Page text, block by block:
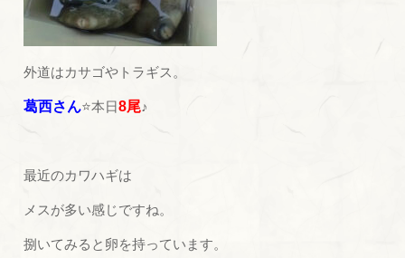
外道はカサゴやトラギス。
葛西さん⭐本日8尾♪
最近のカワハギは
メスが多い感じですね。
捌いてみると卵を持っています。